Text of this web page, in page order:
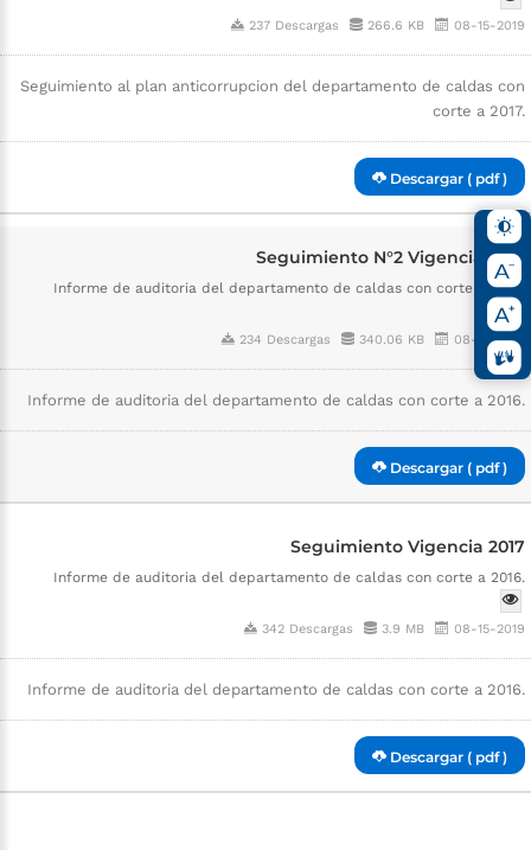
237 Descargas 266.6 KB 08-15-2019
Seguimiento al plan anticorrupcion del departamento de caldas con
corte a 2017.
Descargar ( pdf )
Seguimiento N°2 Vigencia 2017
Informe de auditoria del departamento de caldas con corte a 2016.
234 Descargas 340.06 KB 08-15-2019
Informe de auditoria del departamento de caldas con corte a 2016.
Descargar ( pdf )
Seguimiento Vigencia 2017
Informe de auditoria del departamento de caldas con corte a 2016.
342 Descargas 3.9 MB 08-15-2019
Informe de auditoria del departamento de caldas con corte a 2016.
Descargar ( pdf )